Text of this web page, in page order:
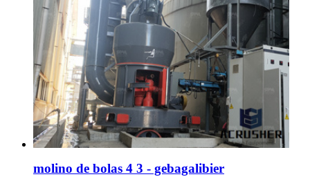
molino de bolas 4 3 - gebagalibier